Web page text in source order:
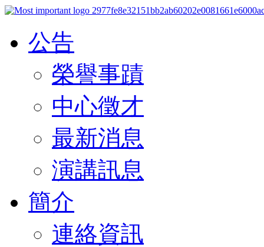
公告
榮譽事蹟
中心徵才
最新消息
演講訊息
簡介
連絡資訊